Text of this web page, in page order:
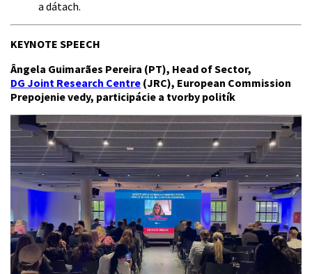
a dátach.
KEYNOTE SPEECH
Ângela Guimarães Pereira (PT), Head of Sector,
DG Joint Research Centre (JRC), European Commission
Prepojenie vedy, participácie a tvorby politík